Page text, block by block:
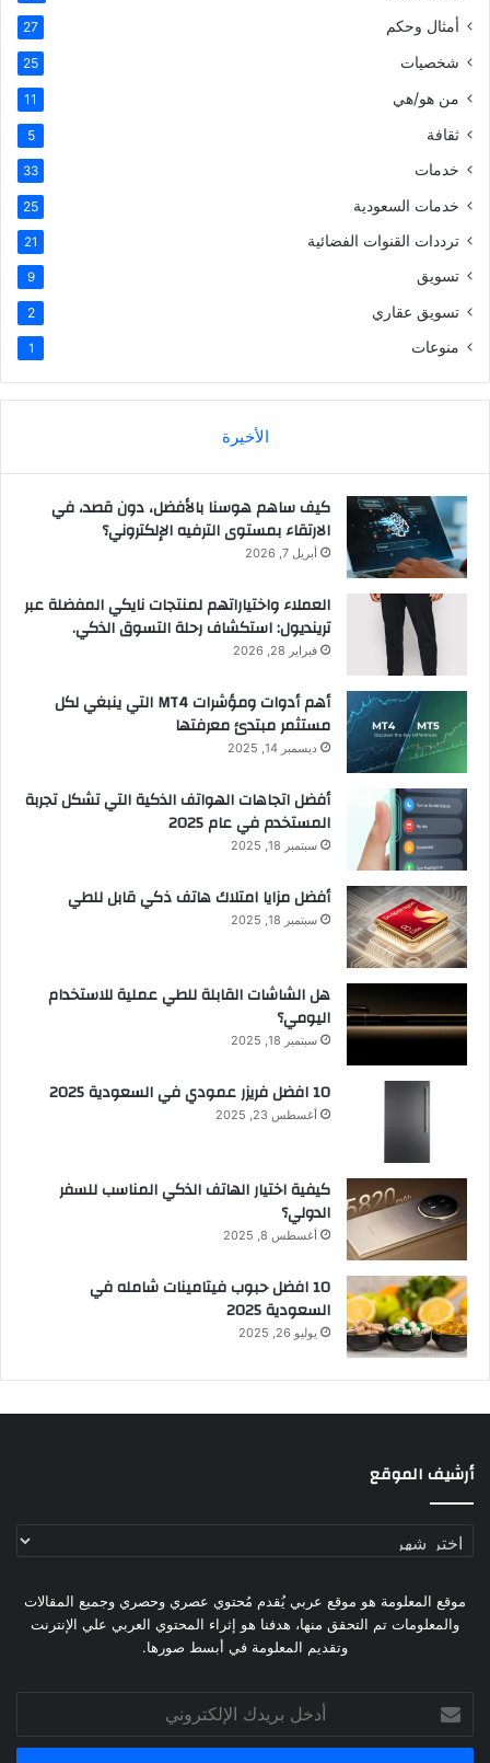
أمثال وحكم 27
شخصيات 25
من هو/هي 11
ثقافة 5
خدمات 33
خدمات السعودية 25
ترددات القنوات الفضائية 21
تسويق 9
تسويق عقاري 2
منوعات 1
الأخيرة
كيف ساهم هوسنا بالأفضل، دون قصد، في
الارتقاء بمستوى الترفيه الإلكتروني؟
أبريل 7, 2026
العملاء واختياراتهم لمنتجات نايكي المفضلة عبر
ترينديول: استكشاف رحلة التسوق الذكي.
فبراير 28, 2026
أهم أدوات ومؤشرات MT4 التي ينبغي لكل
مستثمر مبتدئ معرفتها
ديسمبر 14, 2025
أفضل اتجاهات الهواتف الذكية التي تشكل تجربة
المستخدم في عام 2025
سبتمبر 18, 2025
أفضل مزايا امتلاك هاتف ذكي قابل للطي
سبتمبر 18, 2025
هل الشاشات القابلة للطي عملية للاستخدام
اليومي؟
سبتمبر 18, 2025
10 افضل فريزر عمودي​ في السعودية​ 2025
أغسطس 23, 2025
كيفية اختيار الهاتف الذكي المناسب للسفر
الدولي؟
أغسطس 8, 2025
10 افضل حبوب فيتامينات شامله​ في
السعودية 2025
يوليو 26, 2025
أرشيف الموقع
أرشيف
الموقع
موقع المعلومة هو موقع عربي يُقدم مُحتوي عصري وحصري وجميع المقالات
والمعلومات تم التحقق منها، هدفنا هو إثراء المحتوي العربي علي الإنترنت
وتقديم المعلومة في أبسط صورها.
بريدك
الإلكتروني